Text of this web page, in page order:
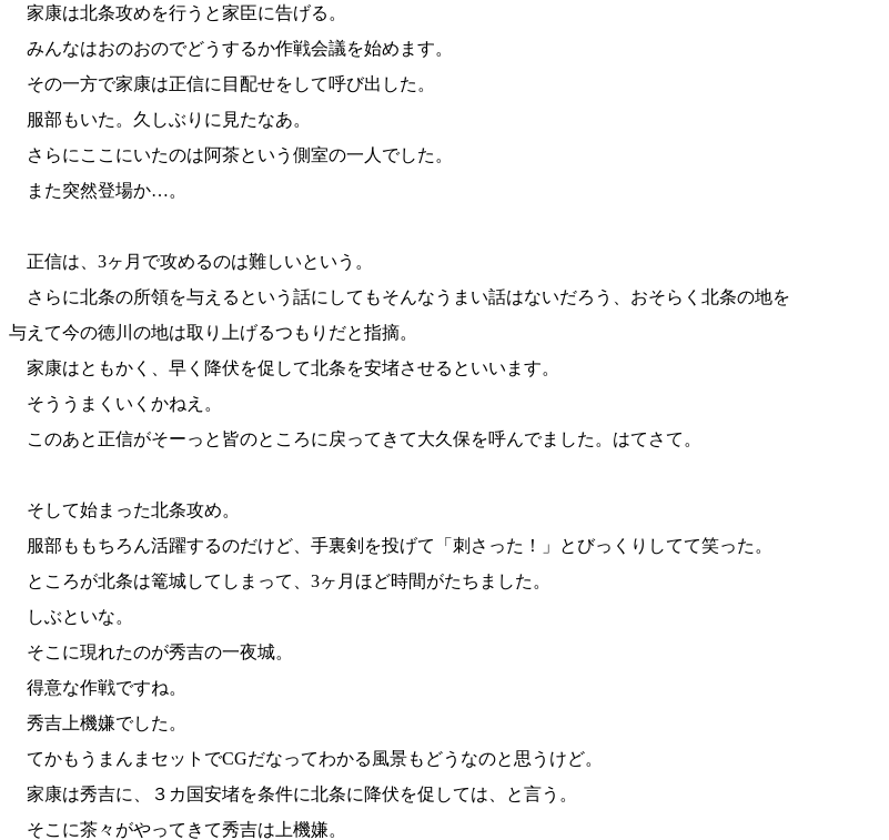
家康は北条攻めを行うと家臣に告げる。
みんなはおのおのでどうするか作戦会議を始めます。
その一方で家康は正信に目配せをして呼び出した。
服部もいた。久しぶりに見たなあ。
さらにここにいたのは阿茶という側室の一人でした。
また突然登場か…。
正信は、3ヶ月で攻めるのは難しいという。
さらに北条の所領を与えるという話にしてもそんなうまい話はないだろう、おそらく北条の地を
与えて今の徳川の地は取り上げるつもりだと指摘。
家康はともかく、早く降伏を促して北条を安堵させるといいます。
そううまくいくかねえ。
このあと正信がそーっと皆のところに戻ってきて大久保を呼んでました。はてさて。
そして始まった北条攻め。
服部ももちろん活躍するのだけど、手裏剣を投げて「刺さった！」とびっくりしてて笑った。
ところが北条は篭城してしまって、3ヶ月ほど時間がたちました。
しぶといな。
そこに現れたのが秀吉の一夜城。
得意な作戦ですね。
秀吉上機嫌でした。
てかもうまんまセットでCGだなってわかる風景もどうなのと思うけど。
家康は秀吉に、３カ国安堵を条件に北条に降伏を促しては、と言う。
そこに茶々がやってきて秀吉は上機嫌。